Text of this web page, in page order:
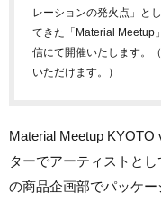
レーションの発火点」と
てきた「Material Meetup
信にて開催いたします。
いただけます。）
Material Meetup KYOTO
ターでアーティストと
の商品企画部でパッケー